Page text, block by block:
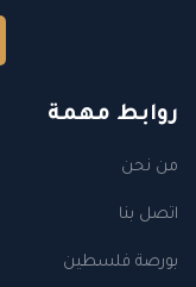
روابط مهمة
من نحن
اتصل بنا
بورصة فلسطين